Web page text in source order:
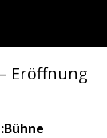
Eröffnung